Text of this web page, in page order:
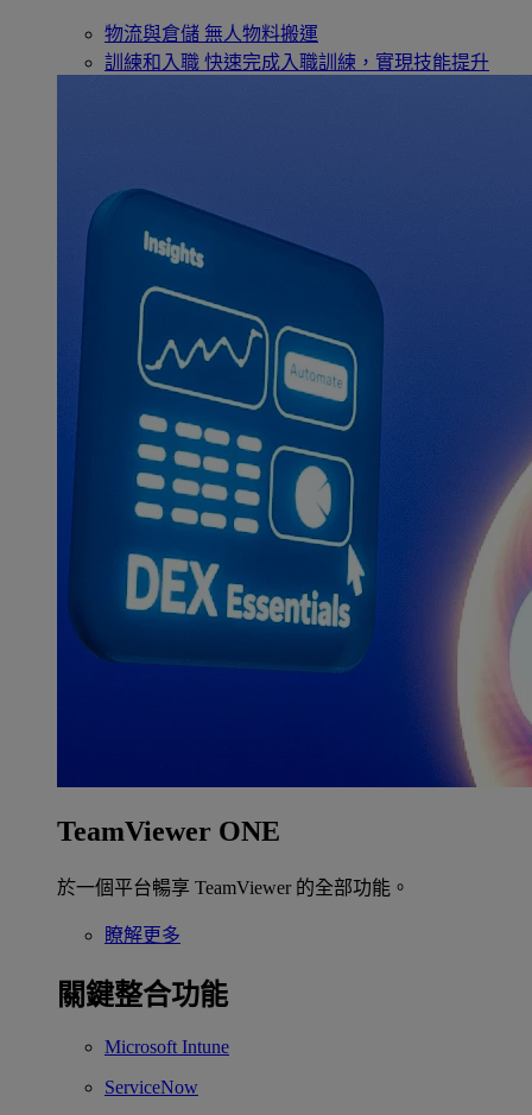
物流與倉儲 無人物料搬運
訓練和入職 快速完成入職訓練，實現技能提升
TeamViewer ONE
於一個平台暢享 TeamViewer 的全部功能。
瞭解更多
關鍵整合功能
Microsoft Intune
ServiceNow